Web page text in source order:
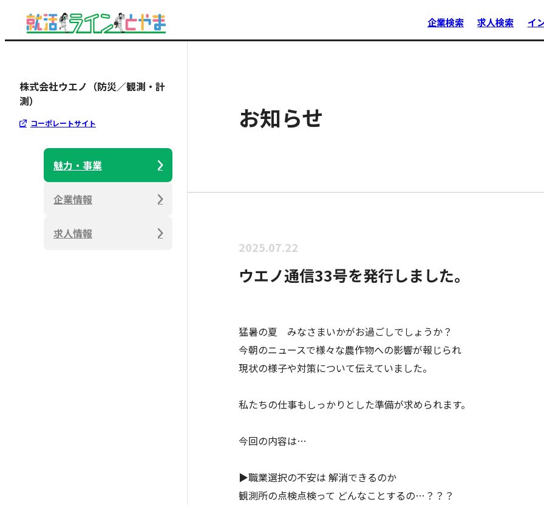
企業検索 求人検索 イ
株式会社ウエノ（防災／観測・計
測）
コーポレートサイト
魅力・事業
企業情報
求人情報
お知らせ
2025.07.22
ウエノ通信33号を発行しました。
猛暑の夏 みなさまいかがお過ごしでしょうか？
今朝のニュースで様々な農作物への影響が報じられ
現状の様子や対策について伝えていました。
私たちの仕事もしっかりとした準備が求められます。
今回の内容は…
▶職業選択の不安は 解消できるのか
観測所の点検点検って どんなことするの…？？？